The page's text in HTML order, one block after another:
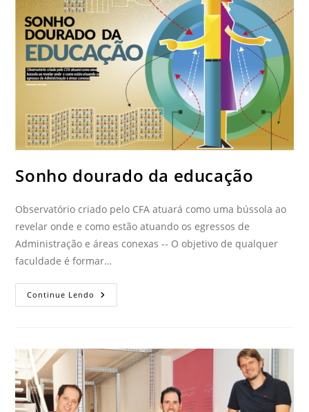
Sonho dourado da educação
Observatório criado pelo CFA atuará como uma bússola ao
revelar onde e como estão atuando os egressos de
Administração e áreas conexas -- O objetivo de qualquer
faculdade é formar…
Continue Lendo